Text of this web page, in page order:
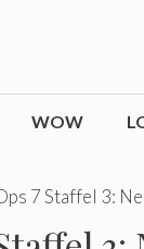
WOW
7 Staffel 3: